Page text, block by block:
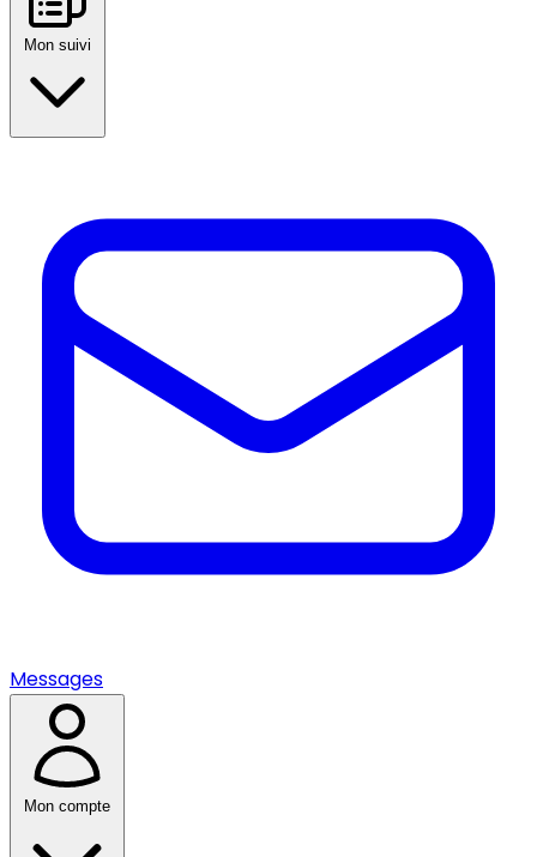
Mon suivi
Messages
Mon compte